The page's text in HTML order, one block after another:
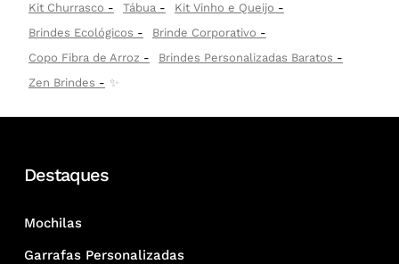
Kit Churrasco
Tábua
Kit Vinho e Queijo
Brindes Ecológicos
Brinde Corporativo
Copo Fibra de Arroz
Brindes Personalizadas Baratos
Zen Brindes
✨
Destaques
Mochilas
Garrafas Personalizadas